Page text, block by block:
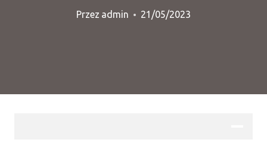
Przez admin 21/05/2023